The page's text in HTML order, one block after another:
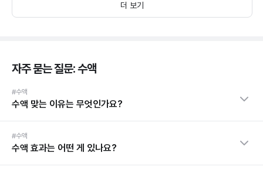
더 보기
자주 묻는 질문: 수액
#수액
수액 맞는 이유는 무엇인가요?
#수액
수액 효과는 어떤 게 있나요?